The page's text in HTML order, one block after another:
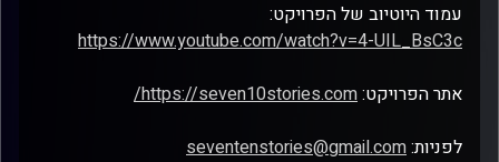
עמוד היוטיוב של הפרויקט:
https://www.youtube.com/watch?v=4-UIL_BsC3c
אתר הפרויקט:https://seven10stories.com/
לפניות:seventenstories@gmail.com